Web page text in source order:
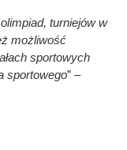
turniejów w
możliwość
sportowych
sportowego” –